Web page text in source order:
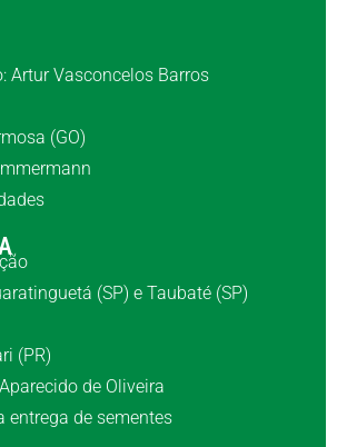
Artur Vasconcelos Barros
(GO)
(SP) e Taubaté (SP)
(PR)
de Oliveira
entrega de sementes